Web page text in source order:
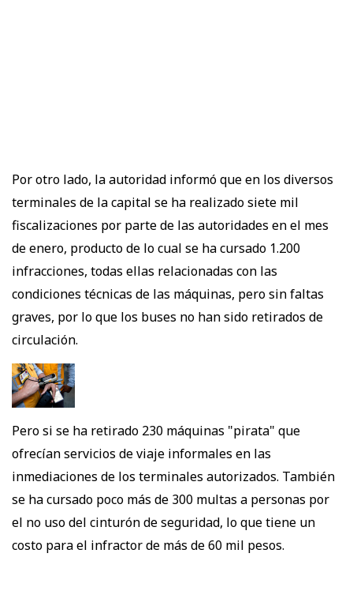
Por otro lado, la autoridad informó que en los diversos
terminales de la capital se ha realizado siete mil
fiscalizaciones por parte de las autoridades en el mes
de enero, producto de lo cual se ha cursado 1.200
infracciones, todas ellas relacionadas con las
condiciones técnicas de las máquinas, pero sin faltas
graves, por lo que los buses no han sido retirados de
circulación.
Pero si se ha retirado 230 máquinas "pirata" que
ofrecían servicios de viaje informales en las
inmediaciones de los terminales autorizados. También
se ha cursado poco más de 300 multas a personas por
el no uso del cinturón de seguridad, lo que tiene un
costo para el infractor de más de 60 mil pesos.